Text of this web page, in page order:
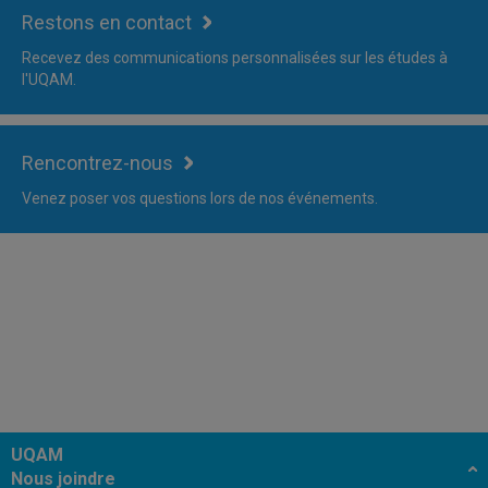
Restons en contact
Recevez des communications personnalisées sur les études à
l'UQAM.
Rencontrez-nous
Venez poser vos questions lors de nos événements.
UQAM
Nous joindre